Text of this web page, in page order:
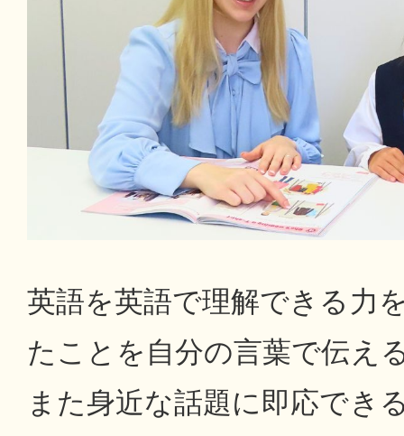
英語を英語で理解できる力
たことを自分の言葉で伝え
また身近な話題に即応でき